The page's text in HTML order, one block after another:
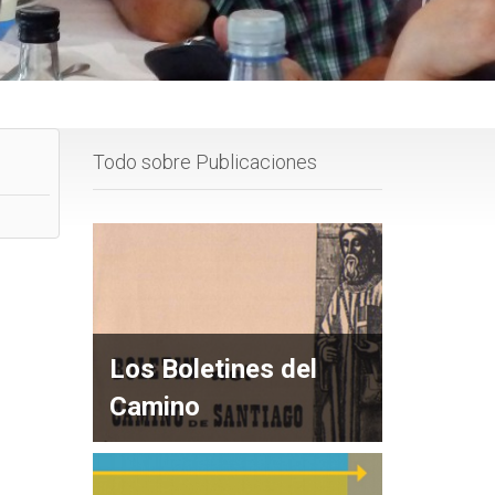
Todo sobre Publicaciones
Los Boletines del
Camino